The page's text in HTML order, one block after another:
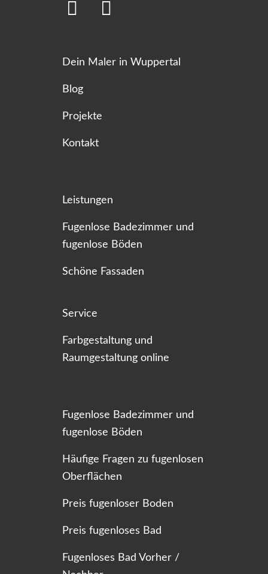
Dein Maler in Wuppertal
Blog
Projekte
Kontakt
Leistungen
Fugenlose Badezimmer und
fugenlose Böden
Schöne Fassaden
Service
Farbgestaltung und
Raumgestaltung online
Fugenlose Badezimmer und
fugenlose Böden
Häufige Fragen zu fugenlosen
Oberflächen
Preis fugenloser Boden
Preis fugenloses Bad
Fugenloses Bad Vorher /